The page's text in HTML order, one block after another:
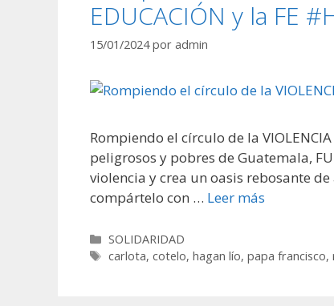
EDUCACIÓN y la FE
15/01/2024 por admin
Rompiendo el círculo de la
peligrosos y pobres de Guatemala,
violencia y crea un oasis rebosante de
compártelo con … Leer más
Categorías
SOLIDARIDAD
Etiquetas
carlota,cotelo,hagan lío,papa francisco,